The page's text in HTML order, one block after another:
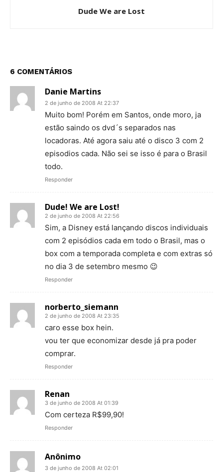
Dude We are Lost
6 COMENTÁRIOS
Danie Martins
2 de junho de 2008 At 22:37
Muito bom! Porém em Santos, onde moro, ja
estão saindo os dvd´s separados nas
locadoras. Até agora saiu até o disco 3 com 2
episodios cada. Não sei se isso é para o Brasil
todo.
Responder
Dude! We are Lost!
2 de junho de 2008 At 22:56
Sim, a Disney está lançando discos individuais
com 2 episódios cada em todo o Brasil, mas o
box com a temporada completa e com extras só
no dia 3 de setembro mesmo 😉
Responder
norberto_siemann
2 de junho de 2008 At 23:35
caro esse box hein.
vou ter que economizar desde já pra poder
comprar.
Responder
Renan
3 de junho de 2008 At 01:39
Com certeza R$99,90!
Responder
Anônimo
3 de junho de 2008 At 02:01